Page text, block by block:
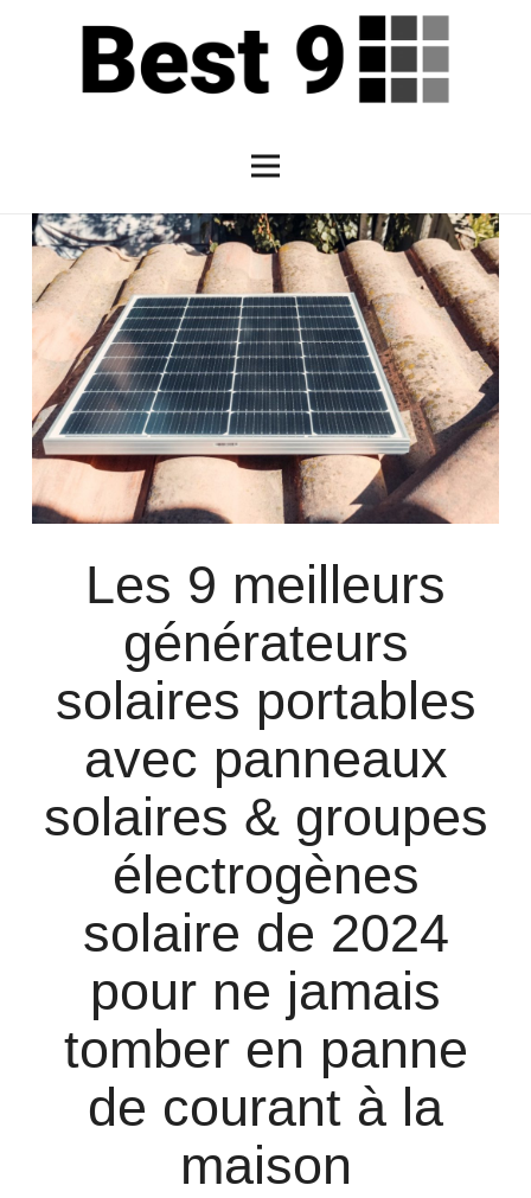
Les 9 meilleurs
générateurs
solaires portables
avec panneaux
solaires & groupes
électrogènes
solaire de 2024
pour ne jamais
tomber en panne
de courant à la
maison